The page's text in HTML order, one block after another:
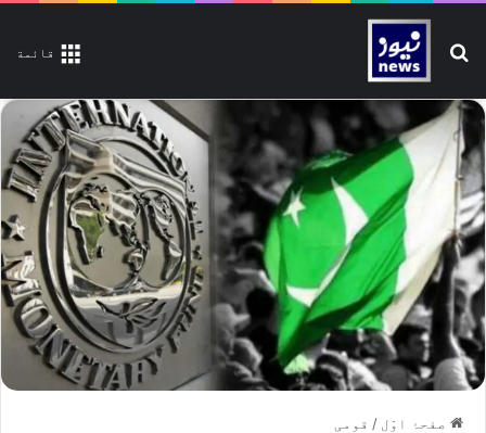
قائمة تلاش کیجیے
صفحۂ اوّل / قومی